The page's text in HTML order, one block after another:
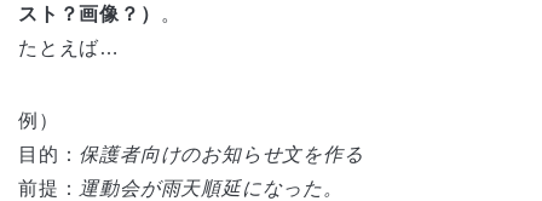
スト？画像？）
。
たとえば…
例）
目的： 保護者向けのお知らせ文を作る
前提： 運動会が雨天順延になった。